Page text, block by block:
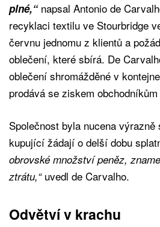
plné,“napsal Antonio de
recyklaci textilu ve Stourbridge
červnu jednomu z klientů a
oblečení, které sbírá. De
oblečení shromážděné v
prodává se ziskem
Společnost byla nucena
kupující žádají o delší dobu
obrovské množství peněz,
ztrátu,“uvedl de Carvalho.
Odvětví v krachu